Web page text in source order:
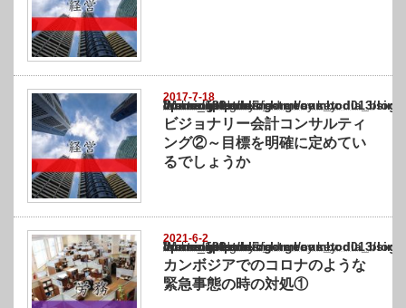
2017-7-18
Warning
: Undefined array key "show_category" in
/home/netst/kuno-cpa.co.jp/public_html/cambodia_blog/wp-content/themes/
on line183
ビジョナリー会計コンサルティ
ング②～目標を明確に定めてい
るでしょうか
2021-6-2
Warning
: Undefined array key "show_category" in
/home/netst/kuno-cpa.co.jp/public_html/cambodia_blog/wp-content/themes/
on line183
カンボジアでのコロナのような
緊急事態の時の対処①